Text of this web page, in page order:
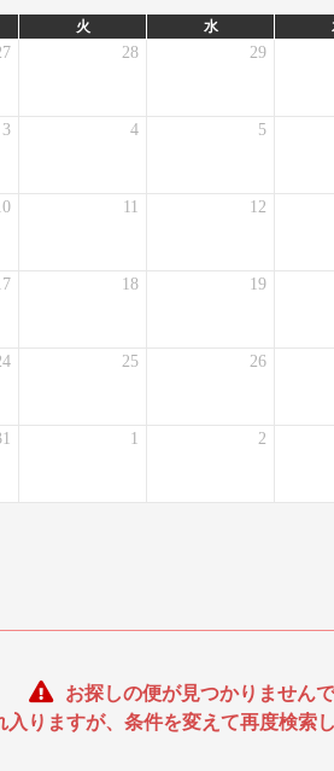
火 水
28 29
3 4 5
11 12
18 19
25 26
1 2
お探しの便が見つかりませんで
入りますが、条件を変えて再度検索